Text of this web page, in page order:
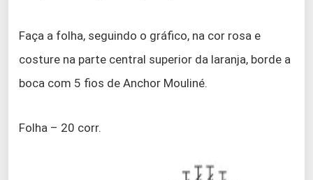
Faça a folha, seguindo o gráfico, na cor rosa e
costure na parte central superior da laranja, borde a
boca com 5 fios de Anchor Mouliné.
Folha – 20 corr.